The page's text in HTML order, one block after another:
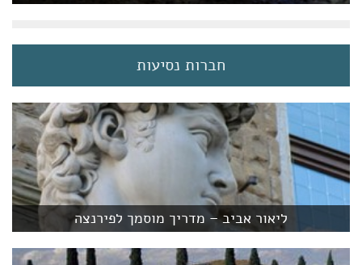
חברות נסיעות
ליאור אביב – מדריך מוסמך לפירנצה